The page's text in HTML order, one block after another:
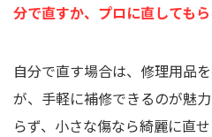
分で直すか、プロに直しても
自分で直す場合は、修理用品
が、手軽に補修できるのが魅
らず、小さな傷なら綺麗に直